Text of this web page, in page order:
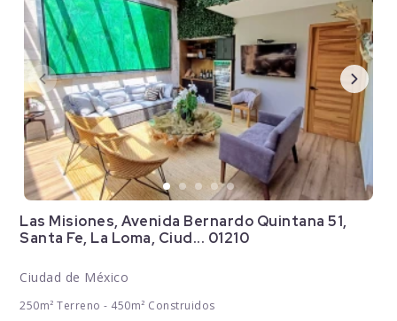
Las Misiones, Avenida Bernardo Quintana 51,
Santa Fe, La Loma, Ciud... 01210
Ciudad de México
250m² Terreno - 450m² Construidos